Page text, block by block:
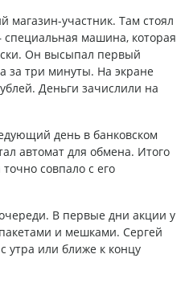
магазин-участник. Там стоял
машина, которая
Он высыпал первый
за три минуты. На экране
Деньги зачислили на
день в банковском
автомат для обмена. Итого
совпало с его
В первые дни акции у
и мешками. Сергей
утра или ближе к концу